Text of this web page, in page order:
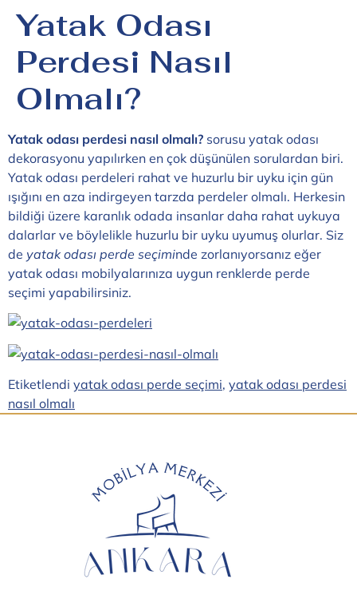
Yatak Odası
Perdesi Nasıl
Olmalı?
Yatak odası perdesi nasıl olmalı? sorusu yatak odası
dekorasyonu yapılırken en çok düşünülen sorulardan biri.
Yatak odası perdeleri rahat ve huzurlu bir uyku için gün
ışığını en aza indirgeyen tarzda perdeler olmalı. Herkesin
bildiği üzere karanlık odada insanlar daha rahat uykuya
dalarlar ve böylelikle huzurlu bir uyku uyumuş olurlar. Siz
de yatak odası perde seçiminde zorlanıyorsanız eğer
yatak odası mobilyalarınıza uygun renklerde perde
seçimi yapabilirsiniz.
Etiketlendi yatak odası perde seçimi, yatak odası perdesi
nasıl olmalı